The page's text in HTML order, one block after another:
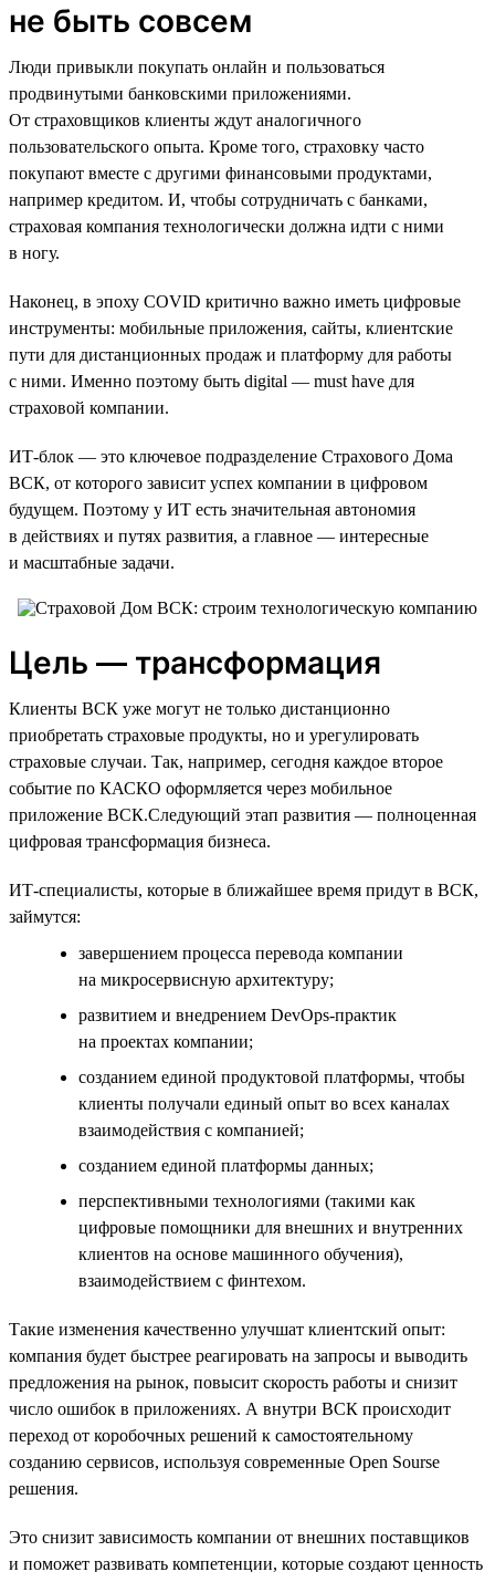
не быть совсем
Люди привыкли покупать онлайн и пользоваться
продвинутыми банковскими приложениями.
От страховщиков клиенты ждут аналогичного
пользовательского опыта. Кроме того, страховку часто
покупают вместе с другими финансовыми продуктами,
например кредитом. И, чтобы сотрудничать с банками,
страховая компания технологически должна идти с ними
в ногу.
Наконец, в эпоху COVID критично важно иметь цифровые
инструменты: мобильные приложения, сайты, клиентские
пути для дистанционных продаж и платформу для работы
с ними. Именно поэтому быть digital — must have для
страховой компании.
ИТ-блок — это ключевое подразделение Страхового Дома
ВСК, от которого зависит успех компании в цифровом
будущем. Поэтому у ИТ есть значительная автономия
в действиях и путях развития, а главное — интересные
и масштабные задачи.
Цель — трансформация
Клиенты ВСК уже могут не только дистанционно
приобретать страховые продукты, но и урегулировать
страховые случаи. Так, например, сегодня каждое второе
событие по КАСКО оформляется через мобильное
приложение ВСК.Следующий этап развития — полноценная
цифровая трансформация бизнеса.
ИТ-специалисты, которые в ближайшее время придут в ВСК,
займутся:
завершением процесса перевода компании
на микросервисную архитектуру;
развитием и внедрением DevOps-практик
на проектах компании;
созданием единой продуктовой платформы, чтобы
клиенты получали единый опыт во всех каналах
взаимодействия с компанией;
созданием единой платформы данных;
перспективными технологиями (такими как
цифровые помощники для внешних и внутренних
клиентов на основе машинного обучения),
взаимодействием с финтехом.
Такие изменения качественно улучшат клиентский опыт:
компания будет быстрее реагировать на запросы и выводить
предложения на рынок, повысит скорость работы и снизит
число ошибок в приложениях. А внутри ВСК происходит
переход от коробочных решений к самостоятельному
созданию сервисов, используя современные Open Sourse
решения.
Это снизит зависимость компании от внешних поставщиков
и поможет развивать компетенции, которые создают ценность